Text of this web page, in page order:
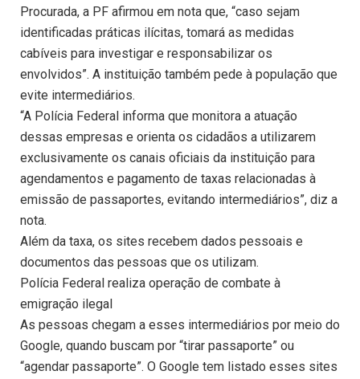
Procurada, a PF afirmou em nota que, “caso sejam
identificadas práticas ilícitas, tomará as medidas
cabíveis para investigar e responsabilizar os
envolvidos”. A instituição também pede à população que
evite intermediários.
“A Polícia Federal informa que monitora a atuação
dessas empresas e orienta os cidadãos a utilizarem
exclusivamente os canais oficiais da instituição para
agendamentos e pagamento de taxas relacionadas à
emissão de passaportes, evitando intermediários”, diz a
nota.
Além da taxa, os sites recebem dados pessoais e
documentos das pessoas que os utilizam.
Polícia Federal realiza operação de combate à
emigração ilegal
As pessoas chegam a esses intermediários por meio do
Google, quando buscam por “tirar passaporte” ou
“agendar passaporte”. O Google tem listado esses sites